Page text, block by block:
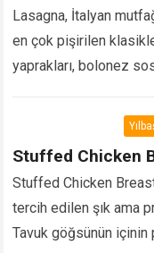
Lasagna, İtalyan
en çok pişirilen
yaprakları, bolonez
Stuffed Chicken
Stuffed Chicken
tercih edilen şık ama
Tavuk göğsünün